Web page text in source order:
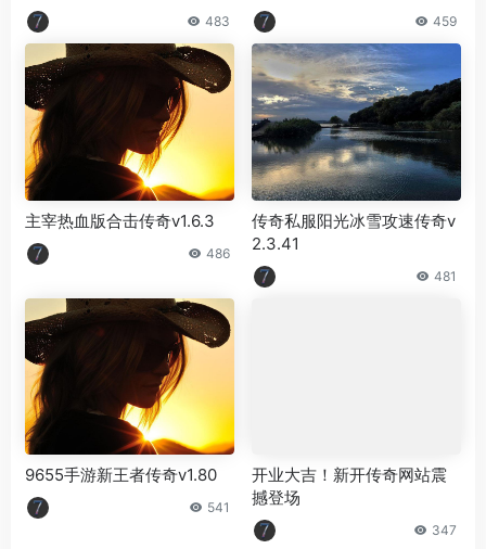
483 459
主宰热血版合击传奇v1.6.3
486
传奇私服阳光冰雪攻速传奇v
2.3.41
481
9655手游新王者传奇v1.80
541
开业大吉！新开传奇网站震
撼登场
347